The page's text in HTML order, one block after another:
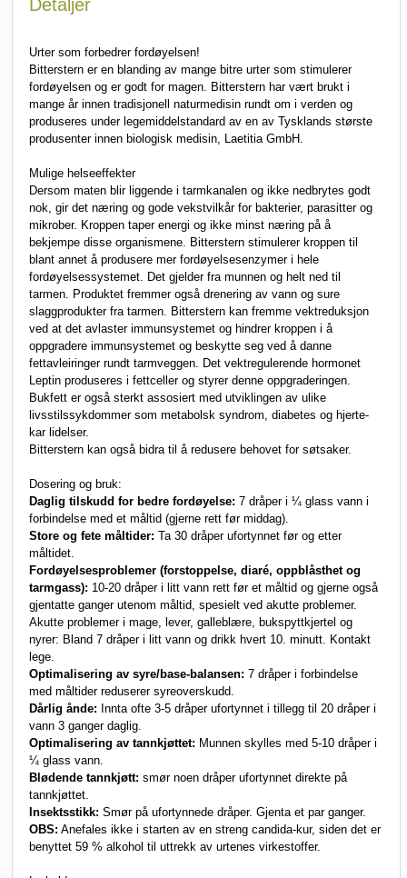
Detaljer
Urter som forbedrer fordøyelsen!
Bitterstern er en blanding av mange bitre urter som stimulerer
fordøyelsen og er godt for magen. Bitterstern har vært brukt i
mange år innen tradisjonell naturmedisin rundt om i verden og
produseres under legemiddelstandard av en av Tysklands største
produsenter innen biologisk medisin, Laetitia GmbH.
Mulige helseeffekter
Dersom maten blir liggende i tarmkanalen og ikke nedbrytes godt
nok, gir det næring og gode vekstvilkår for bakterier, parasitter og
mikrober. Kroppen taper energi og ikke minst næring på å
bekjempe disse organismene. Bitterstern stimulerer kroppen til
blant annet å produsere mer fordøyelsesenzymer i hele
fordøyelsessystemet. Det gjelder fra munnen og helt ned til
tarmen. Produktet fremmer også drenering av vann og sure
slaggprodukter fra tarmen. Bitterstern kan fremme vektreduksjon
ved at det avlaster immunsystemet og hindrer kroppen i å
oppgradere immunsystemet og beskytte seg ved å danne
fettavleiringer rundt tarmveggen. Det vektregulerende hormonet
Leptin produseres i fettceller og styrer denne oppgraderingen.
Bukfett er også sterkt assosiert med utviklingen av ulike
livsstilssykdommer som metabolsk syndrom, diabetes og hjerte-
kar lidelser.
Bitterstern kan også bidra til å redusere behovet for søtsaker.
Dosering og bruk:
Daglig tilskudd for bedre fordøyelse: 7 dråper i ¼ glass vann i
forbindelse med et måltid (gjerne rett før middag).
Store og fete måltider: Ta 30 dråper ufortynnet før og etter
måltidet.
Fordøyelsesproblemer (forstoppelse, diaré, oppblåsthet og
tarmgass): 10-20 dråper i litt vann rett før et måltid og gjerne også
gjentatte ganger utenom måltid, spesielt ved akutte problemer.
Akutte problemer i mage, lever, galleblære, bukspyttkjertel og
nyrer: Bland 7 dråper i litt vann og drikk hvert 10. minutt. Kontakt
lege.
Optimalisering av syre/base-balansen: 7 dråper i forbindelse
med måltider reduserer syreoverskudd.
Dårlig ånde: Innta ofte 3-5 dråper ufortynnet i tillegg til 20 dråper i
vann 3 ganger daglig.
Optimalisering av tannkjøttet: Munnen skylles med 5-10 dråper i
¼ glass vann.
Blødende tannkjøtt: smør noen dråper ufortynnet direkte på
tannkjøttet.
Insektsstikk: Smør på ufortynnede dråper. Gjenta et par ganger.
OBS: Anefales ikke i starten av en streng candida-kur, siden det er
benyttet 59 % alkohol til uttrekk av urtenes virkestoffer.